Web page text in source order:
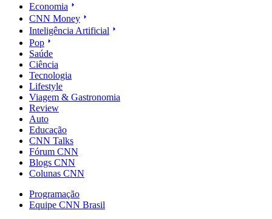
Economia
CNN Money
Inteligência Artificial
Pop
Saúde
Ciência
Tecnologia
Lifestyle
Viagem & Gastronomia
Review
Auto
Educação
CNN Talks
Fórum CNN
Blogs CNN
Colunas CNN
Programação
Equipe CNN Brasil